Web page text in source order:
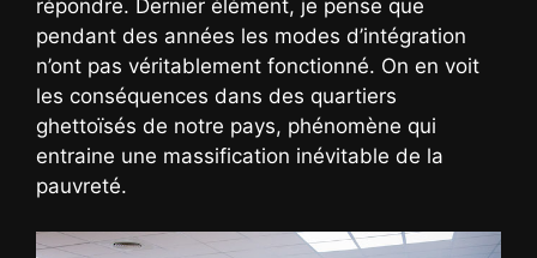
répondre. Dernier élément, je pense que
pendant des années les modes d’intégration
n’ont pas véritablement fonctionné. On en voit
les conséquences dans des quartiers
ghettoïsés de notre pays, phénomène qui
entraine une massification inévitable de la
pauvreté.